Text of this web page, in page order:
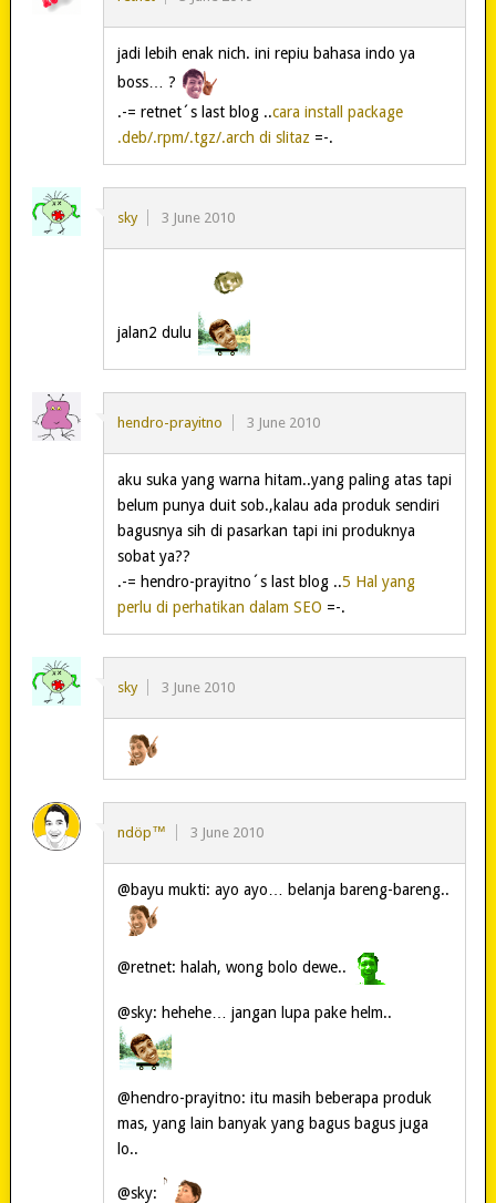
jadi lebih enak nich. ini repiu bahasa indo ya
boss… ?
.-= retnet´s last blog ..cara install package
.deb/.rpm/.tgz/.arch di slitaz =-.
sky 3 June 2010
jalan2 dulu
hendro-prayitno 3 June 2010
aku suka yang warna hitam..yang paling atas tapi
belum punya duit sob.,kalau ada produk sendiri
bagusnya sih di pasarkan tapi ini produknya
sobat ya??
.-= hendro-prayitno´s last blog ..5 Hal yang
perlu di perhatikan dalam SEO =-.
sky 3 June 2010
ndöp™ 3 June 2010
@bayu mukti: ayo ayo… belanja bareng-bareng..
@retnet: halah, wong bolo dewe..
@sky: hehehe… jangan lupa pake helm..
@hendro-prayitno: itu masih beberapa produk
mas, yang lain banyak yang bagus bagus juga
lo..
@sky: